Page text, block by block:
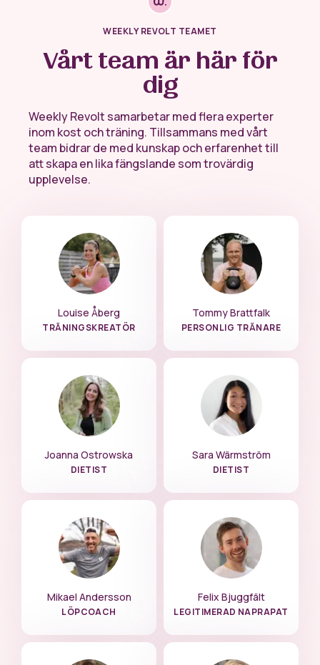
WEEKLY REVOLT TEAMET
Vårt team är här för
dig
Weekly Revolt samarbetar med flera experter
inom kost och träning. Tillsammans med vårt
team bidrar de med kunskap och erfarenhet till
att skapa en lika fängslande som trovärdig
upplevelse.
Louise Åberg
TRÄNINGSKREATÖR
Tommy Brattfalk
PERSONLIG TRÄNARE
Joanna Ostrowska
DIETIST
Sara Wärmström
DIETIST
Mikael Andersson
LÖPCOACH
Felix Bjuggfält
LEGITIMERAD NAPRAPAT